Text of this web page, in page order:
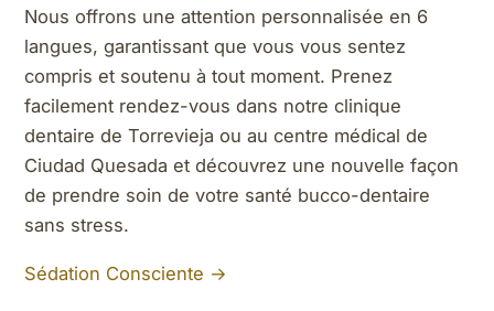
Nous offrons une attention personnalisée en 6
langues, garantissant que vous vous sentez
compris et soutenu à tout moment. Prenez
facilement rendez-vous dans notre clinique
dentaire de Torrevieja ou au centre médical de
Ciudad Quesada et découvrez une nouvelle façon
de prendre soin de votre santé bucco-dentaire
sans stress.
Sédation Consciente →